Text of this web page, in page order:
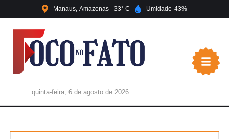
Manaus Amazonas 33 Umidade 43
quinta-feira, 6 de agosto de 2026